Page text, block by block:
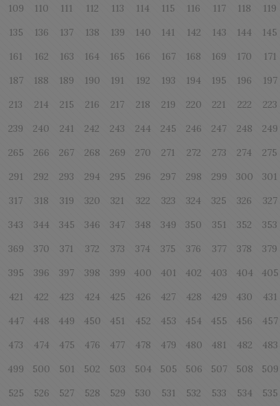
109 110 111 112 113 114 115 116 117 118 119
135 136 137 138 139 140 141 142 143 144 145
161 162 163 164 165 166 167 168 169 170 171
187 188 189 190 191 192 193 194 195 196 197
213 214 215 216 217 218 219 220 221 222 223
239 240 241 242 243 244 245 246 247 248 249
265 266 267 268 269 270 271 272 273 274 275
291 292 293 294 295 296 297 298 299 300 301
317 318 319 320 321 322 323 324 325 326 327
343 344 345 346 347 348 349 350 351 352 353
369 370 371 372 373 374 375 376 377 378 379
395 396 397 398 399 400 401 402 403 404 405
421 422 423 424 425 426 427 428 429 430 431
447 448 449 450 451 452 453 454 455 456 457
473 474 475 476 477 478 479 480 481 482 483
499 500 501 502 503 504 505 506 507 508 509
525 526 527 528 529 530 531 532 533 534 535